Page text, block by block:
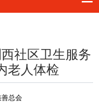
社区卫生服务
老人体检
总会